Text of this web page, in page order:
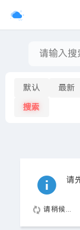
默认 最新
搜索
请
请稍候...